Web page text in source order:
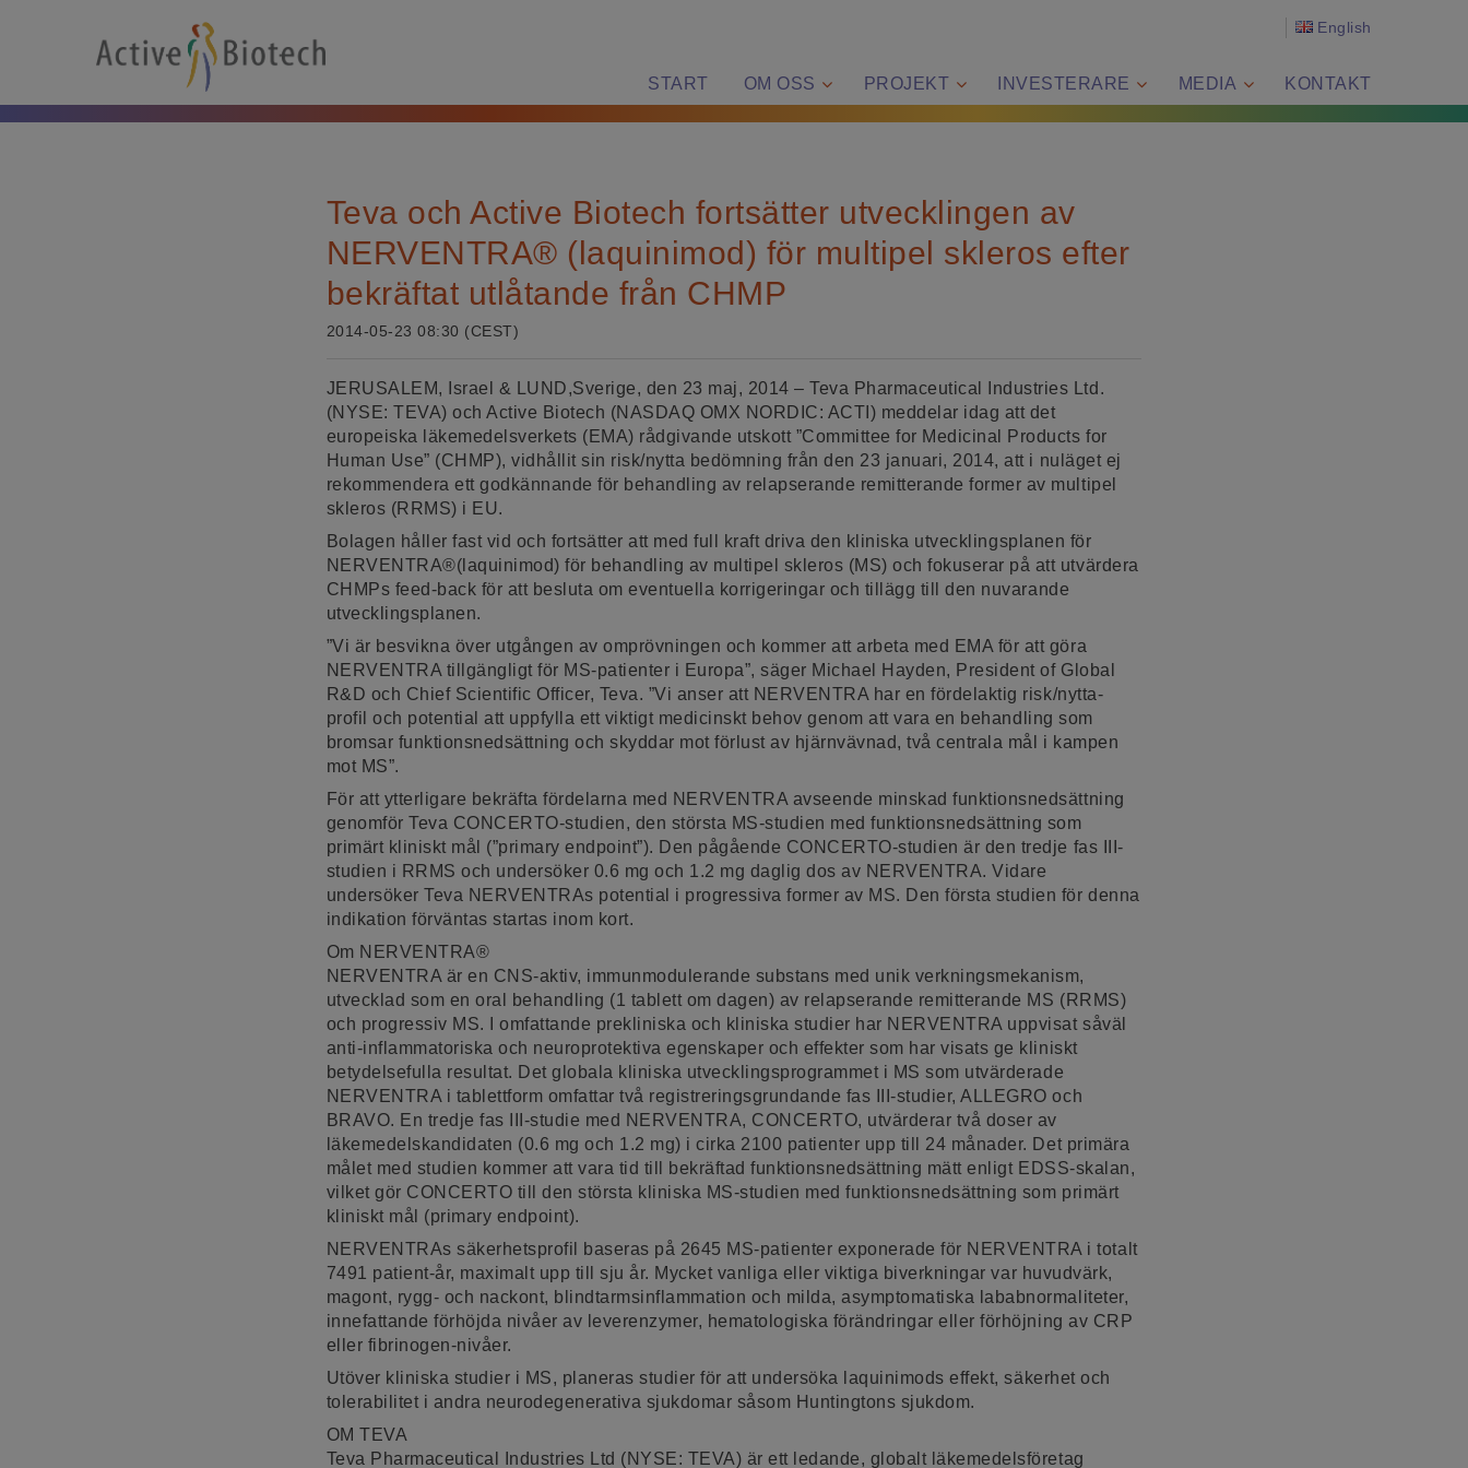
English
START OM OSS PROJEKT INVESTERARE MEDIA KONTAKT
Teva och Active Biotech fortsätter utvecklingen av
NERVENTRA® (laquinimod) för multipel skleros efter
bekräftat utlåtande från CHMP
2014-05-23 08:30 (CEST)
JERUSALEM, Israel & LUND,Sverige, den 23 maj, 2014 – Teva Pharmaceutical Industries Ltd.
(NYSE: TEVA) och Active Biotech (NASDAQ OMX NORDIC: ACTI) meddelar idag att det
europeiska läkemedelsverkets (EMA) rådgivande utskott ”Committee for Medicinal Products for
Human Use” (CHMP), vidhållit sin risk/nytta bedömning från den 23 januari, 2014, att i nuläget ej
rekommendera ett godkännande för behandling av relapserande remitterande former av multipel
skleros (RRMS) i EU.
Bolagen håller fast vid och fortsätter att med full kraft driva den kliniska utvecklingsplanen för
NERVENTRA®(laquinimod) för behandling av multipel skleros (MS) och fokuserar på att utvärdera
CHMPs feed-back för att besluta om eventuella korrigeringar och tillägg till den nuvarande
utvecklingsplanen.
”Vi är besvikna över utgången av omprövningen och kommer att arbeta med EMA för att göra
NERVENTRA tillgängligt för MS-patienter i Europa”, säger Michael Hayden, President of Global
R&D och Chief Scientific Officer, Teva. ”Vi anser att NERVENTRA har en fördelaktig risk/nytta-
profil och potential att uppfylla ett viktigt medicinskt behov genom att vara en behandling som
bromsar funktionsnedsättning och skyddar mot förlust av hjärnvävnad, två centrala mål i kampen
mot MS”.
För att ytterligare bekräfta fördelarna med NERVENTRA avseende minskad funktionsnedsättning
genomför Teva CONCERTO-studien, den största MS-studien med funktionsnedsättning som
primärt kliniskt mål (”primary endpoint”). Den pågående CONCERTO-studien är den tredje fas III-
studien i RRMS och undersöker 0.6 mg och 1.2 mg daglig dos av NERVENTRA. Vidare
undersöker Teva NERVENTRAs potential i progressiva former av MS. Den första studien för denna
indikation förväntas startas inom kort.
Om NERVENTRA®
NERVENTRA är en CNS-aktiv, immunmodulerande substans med unik verkningsmekanism,
utvecklad som en oral behandling (1 tablett om dagen) av relapserande remitterande MS (RRMS)
och progressiv MS. I omfattande prekliniska och kliniska studier har NERVENTRA uppvisat såväl
anti-inflammatoriska och neuroprotektiva egenskaper och effekter som har visats ge kliniskt
betydelsefulla resultat. Det globala kliniska utvecklingsprogrammet i MS som utvärderade
NERVENTRA i tablettform omfattar två registreringsgrundande fas III-studier, ALLEGRO och
BRAVO. En tredje fas III-studie med NERVENTRA, CONCERTO, utvärderar två doser av
läkemedelskandidaten (0.6 mg och 1.2 mg) i cirka 2100 patienter upp till 24 månader. Det primära
målet med studien kommer att vara tid till bekräftad funktionsnedsättning mätt enligt EDSS-skalan,
vilket gör CONCERTO till den största kliniska MS-studien med funktionsnedsättning som primärt
kliniskt mål (primary endpoint).
NERVENTRAs säkerhetsprofil baseras på 2645 MS-patienter exponerade för NERVENTRA i totalt
7491 patient-år, maximalt upp till sju år. Mycket vanliga eller viktiga biverkningar var huvudvärk,
magont, rygg- och nackont, blindtarmsinflammation och milda, asymptomatiska lababnormaliteter,
innefattande förhöjda nivåer av leverenzymer, hematologiska förändringar eller förhöjning av CRP
eller fibrinogen-nivåer.
Utöver kliniska studier i MS, planeras studier för att undersöka laquinimods effekt, säkerhet och
tolerabilitet i andra neurodegenerativa sjukdomar såsom Huntingtons sjukdom.
OM TEVA
Teva Pharmaceutical Industries Ltd (NYSE: TEVA) är ett ledande, globalt läkemedelsföretag